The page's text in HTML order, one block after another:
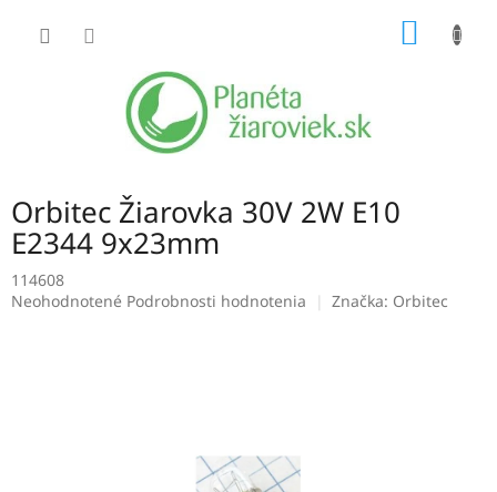
Orbitec Žiarovka 30V 2W E10
E2344 9x23mm
114608
Priemerné
Neohodnotené Podrobnosti hodnotenia Značka: Orbitec